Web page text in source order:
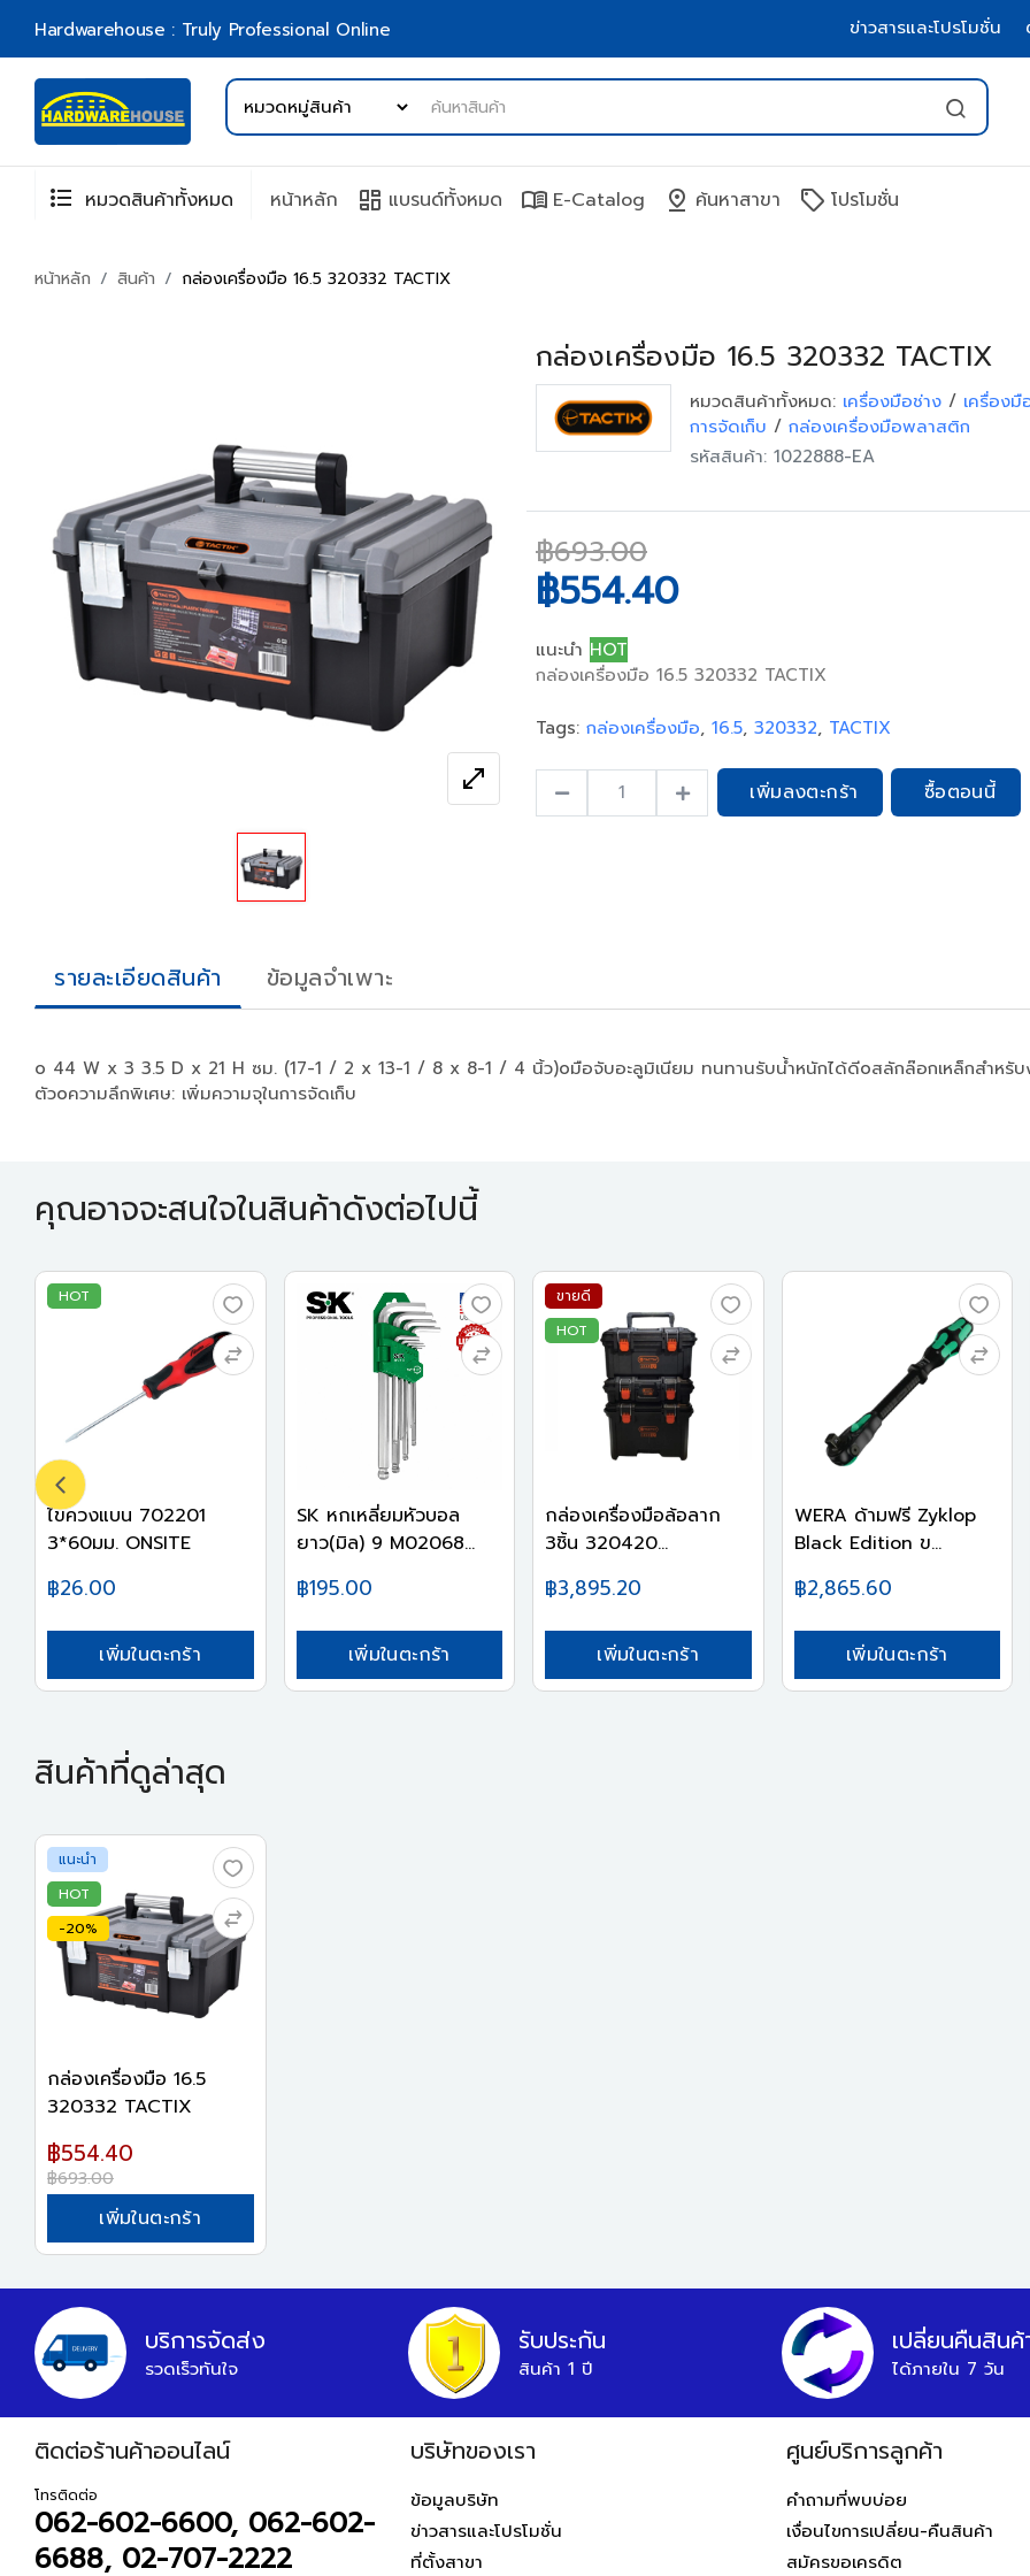
Hardwarehouse : Truly Professional Online ข่าวสารและโปรโมชั่น
format_list_bulleted หมวดสินค้าทั้งหมด หน้าหลัก browse แบรนด์ทั้งหมด menu_book E-Catalog pin_drop ค้นหาสาขา sell โปรโมชั่น
หน้าหลัก สินค้า กล่องเครื่องมือ 16.5 320332 TACTIX
open_in_full open_in_full
กล่องเครื่องมือ 16.5 320332 TACTIX
หมวดสินค้าทั้งหมด: เครื่องมือช่าง / เครื่อง
การจัดเก็บ /กล่องเครื่องมือพลาสติก
รหัสสินค้า: 1022888-EA
฿693.00
฿554.40
แนะนำ HOT
กล่องเครื่องมือ 16.5 320332 TACTIX
Tags: กล่องเครื่องมือ, 16.5, 320332, TACTIX
เพิ่มลงตะกร้า ซื้อตอนนี้
รายละเอียดสินค้า ข้อมูลจำเพาะ
o 44 W x 3 3.5 D x 21 H ซม. (17-1 / 2 x 13-1 / 8 x 8-1 / 4 นิ้ว)oมือจับอะลูมิเนียม ทนทานรับน้ำหนักได้ดีoสลักล๊อกเหล็กสำหรับ
ตัวoความลึกพิเศษ: เพิ่มความจุในการจัดเก็บ
คุณอาจจะสนใจในสินค้าดังต่อไปนี้
HOT
ไขควงแบน 702201
3*60มม. ONSITE
฿26.00
เพิ่มในตะกร้า
SK หกเหลี่ยมหัวบอล
ยาว(มิล) 9 M02068...
฿195.00
เพิ่มในตะกร้า
ขายดี
HOT
กล่องเครื่องมือล้อลาก
3ชิ้น 320420...
฿3,895.20
เพิ่มในตะกร้า
WERA ด้ามฟรี Zyklop
Black Edition ข...
฿2,865.60
เพิ่มในตะกร้า
สินค้าที่ดูล่าสุด
แนะนำ
HOT
-20%
กล่องเครื่องมือ 16.5
320332 TACTIX
฿554.40
฿693.00
เพิ่มในตะกร้า
บริการจัดส่ง
รวดเร็วทันใจ
รับประกัน
สินค้า 1 ปี
เปลี่ยนคืนสินค้
ได้ภายใน 7 วัน
ติดต่อร้านค้าออนไลน์
โทรติดต่อ
062-602-6600, 062-602-
6688, 02-707-2222
บริษัทของเรา
ข้อมูลบริษัท
ข่าวสารและโปรโมชั่น
ที่ตั้งสาขา
ศูนย์บริการลูกค้า
คำถามที่พบบ่อย
เงื่อนไขการเปลี่ยน-คืนสินค้า
สมัครขอเครดิต